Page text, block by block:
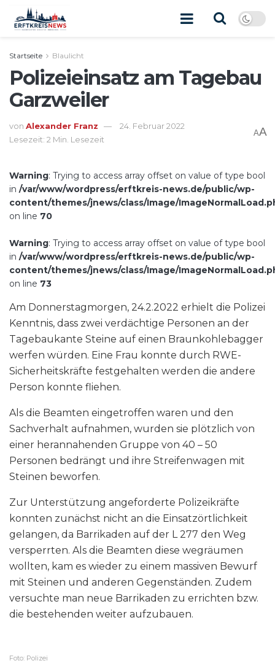
Startseite Blaulicht
Polizeieinsatz am Tagebau
Garzweiler
von Alexander Franz
24. Februar 2022
Lesezeit: 2 Min. Lesezeit
AA
Warning: Trying to access array offset on value of type bool
in /var/www/wordpress/erftkreis-news.de/public/wp-
content/themes/jnews/class/Image/
on line 70
Warning: Trying to access array offset on value of type bool
in /var/www/wordpress/erftkreis-news.de/public/wp-
content/themes/jnews/class/Image/
on line 73
Am Donnerstagmorgen, 24.2.2022 erhielt die Polizei
Kenntnis, dass zwei verdächtige Personen an der
Tagebaukante Steine auf einen Braunkohlebagger
werfen würden. Eine Frau konnte durch RWE-
Sicherheitskräfte festgehalten werden die andere
Person konnte fliehen.
Als die Beamten eingetroffen waren und den
Sachverhalt aufnahmen, wurden sie plötzlich von
einer herannahenden Gruppe von 40 – 50
Personen bedrängt und ihre Streifenwagen mit
Steinen beworfen.
Zur Unterstützung angeforderte Polizeikräfte
konnten zunächst nicht an die Einsatzörtlichkeit
gelangen, da Barrikaden auf der L 277 den Weg
versperrten. Als die Beamten diese wegräumen
wollten, kam es wieder zu einem massiven Bewurf
mit Steinen und anderen Gegenständen. Zudem
versuchte man neue Barrikaden zu errichten bzw.
die bestehenden weiter aufzubauen.
Foto: Polizei